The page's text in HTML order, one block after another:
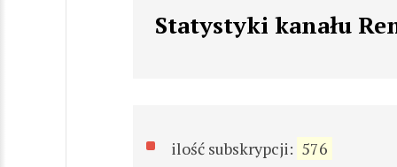
Statystyki kanału
ilość subskrypcji: 576